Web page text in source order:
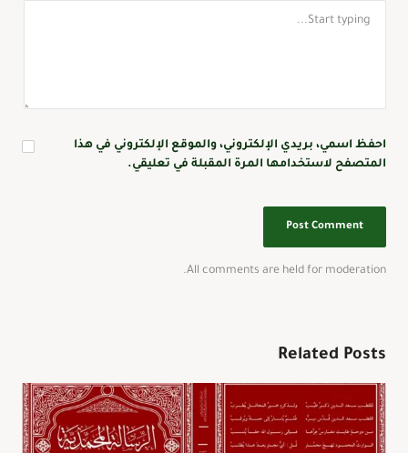
All comments are held for moderation.
احفظ اسمي، بريدي الإلكتروني، والموقع الإلكتروني في هذا
المتصفح لاستخدامها المرة المقبلة في تعليقي.
Related Posts